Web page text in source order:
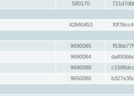
580170
42840453
9690085
9690084
9690088
9650080